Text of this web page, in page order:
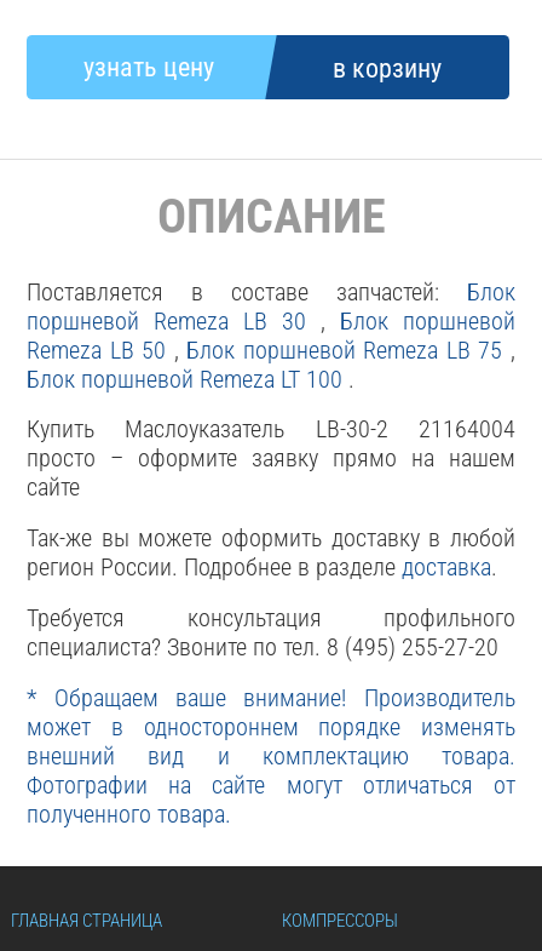
ОПИСАНИЕ
Поставляется в составе запчастей: Блок
поршневой Remeza LB 30 , Блок поршневой
Remeza LB 50 , Блок поршневой Remeza LB 75 ,
Блок поршневой Remeza LT 100 .
Купить Маслоуказатель LB-30-2 21164004
просто – оформите заявку прямо на нашем
сайте
Так-же вы можете оформить доставку в любой
регион России. Подробнее в разделедоставка.
Требуется консультация профильного
специалиста? Звоните по тел. 8 (495) 255-27-20
* Обращаем ваше внимание! Производитель
может в одностороннем порядке изменять
внешний вид и комплектацию товара.
Фотографии на сайте могут отличаться от
полученного товара.
ГЛАВНАЯ СТРАНИЦА
КОМПРЕССОРЫ